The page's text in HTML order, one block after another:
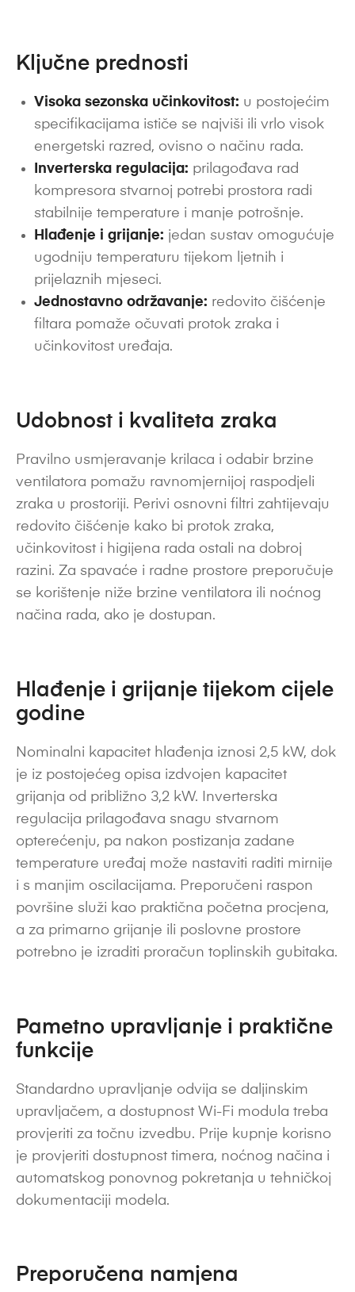
Ključne prednosti
Visoka sezonska učinkovitost: u postojećim
specifikacijama ističe se najviši ili vrlo visok
energetski razred, ovisno o načinu rada.
Inverterska regulacija: prilagođava rad
kompresora stvarnoj potrebi prostora radi
stabilnije temperature i manje potrošnje.
Hlađenje i grijanje: jedan sustav omogućuje
ugodniju temperaturu tijekom ljetnih i
prijelaznih mjeseci.
Jednostavno održavanje: redovito čišćenje
filtara pomaže očuvati protok zraka i
učinkovitost uređaja.
Udobnost i kvaliteta zraka
Pravilno usmjeravanje krilaca i odabir brzine
ventilatora pomažu ravnomjernijoj raspodjeli
zraka u prostoriji. Perivi osnovni filtri zahtijevaju
redovito čišćenje kako bi protok zraka,
učinkovitost i higijena rada ostali na dobroj
razini. Za spavaće i radne prostore preporučuje
se korištenje niže brzine ventilatora ili noćnog
načina rada, ako je dostupan.
Hlađenje i grijanje tijekom cijele
godine
Nominalni kapacitet hlađenja iznosi 2,5 kW, dok
je iz postojećeg opisa izdvojen kapacitet
grijanja od približno 3,2 kW. Inverterska
regulacija prilagođava snagu stvarnom
opterećenju, pa nakon postizanja zadane
temperature uređaj može nastaviti raditi mirnije
i s manjim oscilacijama. Preporučeni raspon
površine služi kao praktična početna procjena,
a za primarno grijanje ili poslovne prostore
potrebno je izraditi proračun toplinskih gubitaka.
Pametno upravljanje i praktične
funkcije
Standardno upravljanje odvija se daljinskim
upravljačem, a dostupnost Wi-Fi modula treba
provjeriti za točnu izvedbu. Prije kupnje korisno
je provjeriti dostupnost timera, noćnog načina i
automatskog ponovnog pokretanja u tehničkoj
dokumentaciji modela.
Preporučena namjena